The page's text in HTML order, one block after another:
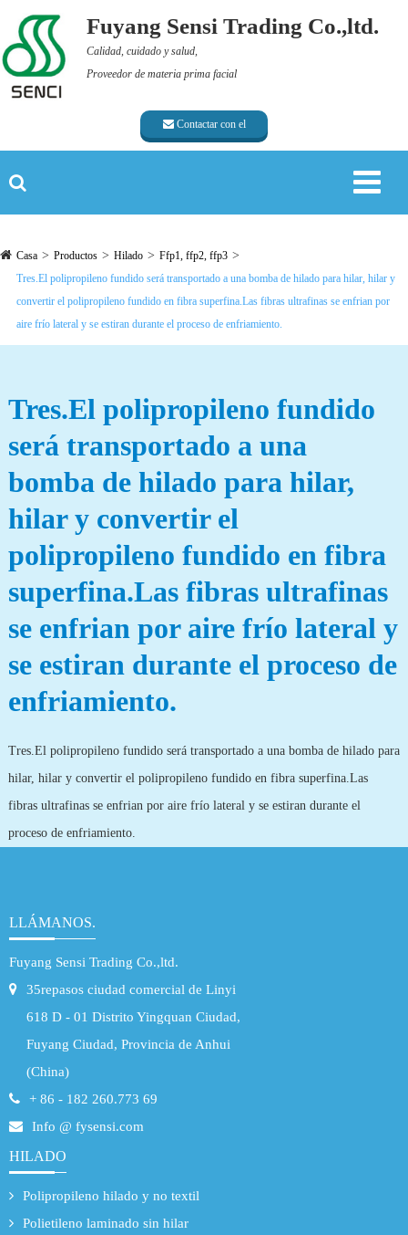
Fuyang Sensi Trading Co.,ltd.
Calidad, cuidado y salud,
Proveedor de materia prima facial
Contactar con el
proveedor
Casa Productos Hilado
Ffp1, ffp2, ffp3
Tres.El polipropileno fundido será transportado a una bomba de hilado para hilar, hilar y
convertir el polipropileno fundido en fibra superfina.Las fibras ultrafinas se enfrian por
aire frío lateral y se estiran durante el proceso de enfriamiento.
Tres.El polipropileno fundido
será transportado a una
bomba de hilado para hilar,
hilar y convertir el
polipropileno fundido en fibra
superfina.Las fibras ultrafinas
se enfrian por aire frío lateral y
se estiran durante el proceso de
enfriamiento.
Tres.El polipropileno fundido será transportado a una bomba de hilado para
hilar, hilar y convertir el polipropileno fundido en fibra superfina.Las
fibras ultrafinas se enfrian por aire frío lateral y se estiran durante el
proceso de enfriamiento.
LLÁMANOS.
Fuyang Sensi Trading Co.,ltd.
35repasos ciudad comercial de Linyi
618 D - 01 Distrito Yingquan Ciudad,
Fuyang Ciudad, Provincia de Anhui
(China)
+ 86 - 182 260.773 69
Info @ fysensi.com
HILADO
Polipropileno hilado y no textil
Polietileno laminado sin hilar